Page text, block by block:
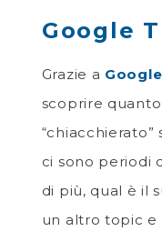
Google
Grazie a
scoprire
“chiacchierato”
ci sono periodi
di più, qual è il
un altro topic e